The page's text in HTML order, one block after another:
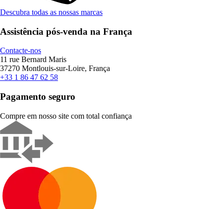
Descubra todas as nossas marcas
Assistência pós-venda na França
Contacte-nos
11 rue Bernard Maris
37270 Montlouis-sur-Loire, França
+33 1 86 47 62 58
Pagamento seguro
Compre em nosso site com total confiança